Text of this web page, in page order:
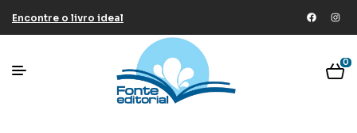
Encontre o livro ideal
0